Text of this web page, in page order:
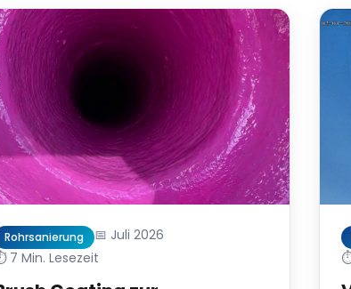
Rohrsanierung
📅 Juli 2026
7 Min. Lesezeit